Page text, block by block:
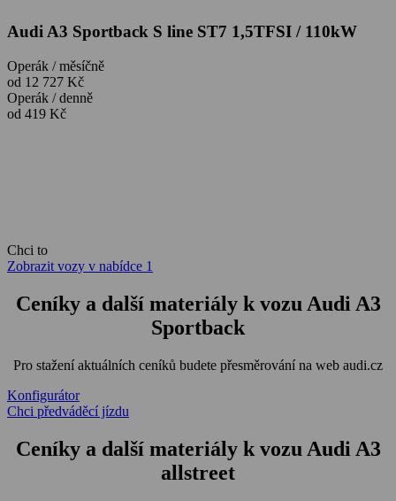
Audi A3 Sportback S line ST7 1,5TFSI / 110kW
Operák / měsíčně
od 12 727 Kč
Operák / denně
od 419 Kč
Chci to
Zobrazit vozy v nabídce 1
Ceníky a další materiály k vozu Audi A3
Sportback
Pro stažení aktuálních ceníků budete přesměrování na web audi.cz
Konfigurátor
Chci předváděcí jízdu
Ceníky a další materiály k vozu Audi A3
allstreet